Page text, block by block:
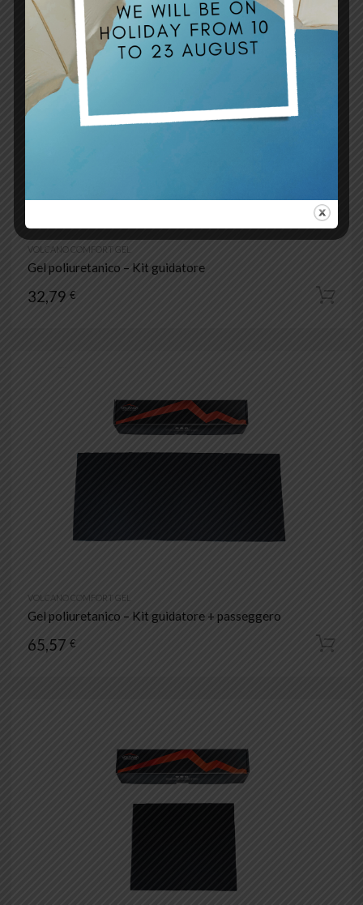
VOLCANO COMFORT GEL
Gel poliuretanico – Kit guidatore
32,79 €
VOLCANO COMFORT GEL
Gel poliuretanico – Kit guidatore + passeggero
65,57 €